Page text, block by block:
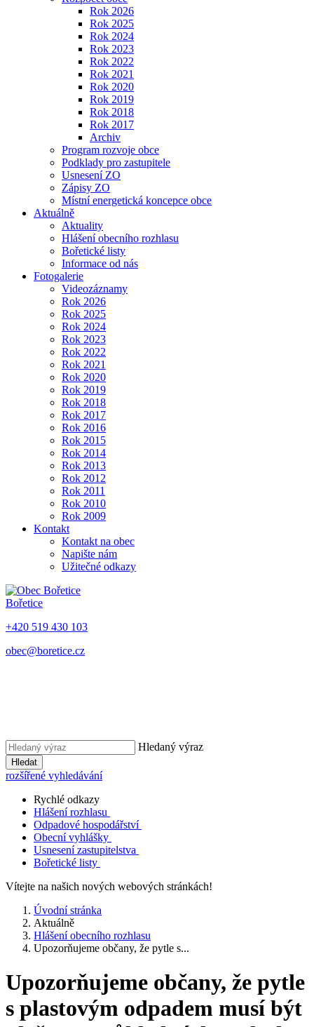
Rok 2026
Rok 2025
Rok 2024
Rok 2023
Rok 2022
Rok 2021
Rok 2020
Rok 2019
Rok 2018
Rok 2017
Archiv
Program rozvoje obce
Podklady pro zastupitele
Usnesení ZO
Zápisy ZO
Místní energetická koncepce obce
Aktuálně
Aktuality
Hlášení obecního rozhlasu
Bořetické listy
Informace od nás
Fotogalerie
Videozáznamy
Rok 2026
Rok 2025
Rok 2024
Rok 2023
Rok 2022
Rok 2021
Rok 2020
Rok 2019
Rok 2018
Rok 2017
Rok 2016
Rok 2015
Rok 2014
Rok 2013
Rok 2012
Rok 2011
Rok 2010
Rok 2009
Kontakt
Kontakt na obec
Napište nám
Užitečné odkazy
Bořetice
+420 519 430 103
obec@boretice.cz
Hledaný výraz
Hledat
rozšířené vyhledávání
Rychlé odkazy
Hlášení rozhlasu
Odpadové hospodářství
Obecní vyhlášky
Usnesení zastupitelstva
Bořetické listy
Vítejte na našich nových webových stránkách!
Úvodní stránka
Aktuálně
Hlášení obecního rozhlasu
Upozorňujeme občany, že pytle s...
Upozorňujeme občany, že pytle
s plastovým odpadem musí být